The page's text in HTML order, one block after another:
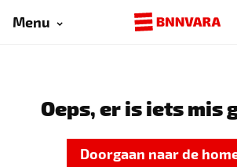
Menu
Oeps, er is iets mis
Doorgaan naar de